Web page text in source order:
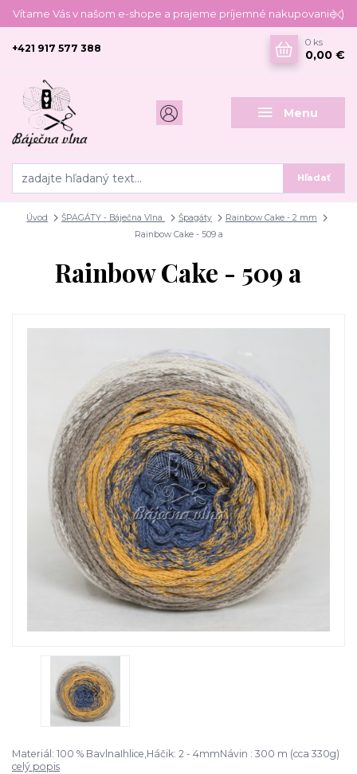
Vítame Vás v našom e-shope a prajeme príjemné nakupovanie :)
Menu
Hľadať
+421 917 577 388
0 ks
0,00 €
Úvod ŠPAGÁTY - Báječna Vlna Špagáty
Rainbow Cake - 2 mm
Rainbow Cake - 509 a
Rainbow Cake - 509 a
Materiál: 100 % BavlnaIhlice,Háčik: 2 - 4mmNávin : 300 m (cca 330g)
celý popis